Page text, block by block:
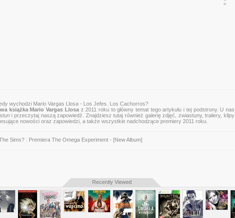
wychodzi Mario Vargas Llosa - Los Jefes. Los Cachorros?
książka Mario Vargas Llosaz 2011 roku to główny temat tego artykułu i tej podstrony. U nas
i przeczytaj naszą zapowiedź. Znajdziesz tutaj również galerię zdjęć, zwiastuny, trailery, klipy
nowości oraz zapowiedzi, a także wszystkie nadchodzące premiery 2011 roku.
Sims? Premiera The Omega Experiment - [New Album]
Recently Viewed